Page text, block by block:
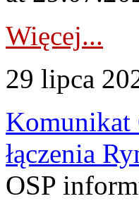
Więcej...
29 lipca
Komunikat
łączenia
OSP